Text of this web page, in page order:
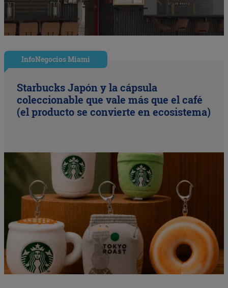
InfoNegocios Miami
Starbucks Japón y la cápsula
coleccionable que vale más que el café
(el producto se convierte en ecosistema)